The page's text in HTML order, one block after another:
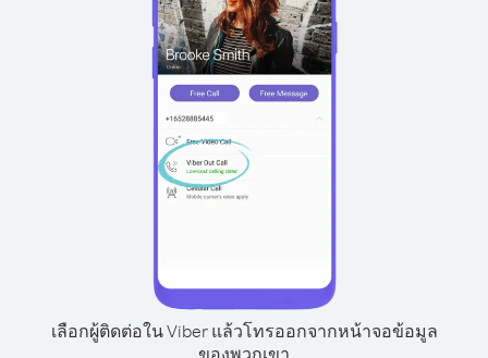
เลือกผู้ติดต่อใน Viber แล้วโทรออกจากหน้าจอข้อมูล
ของพวกเขา